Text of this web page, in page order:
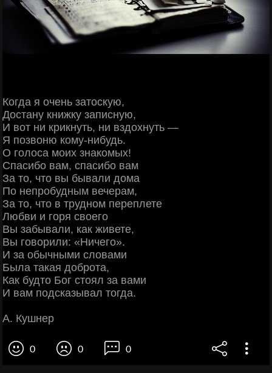
Когда я очень затоскую,
Достану книжку записную,
И вот ни крикнуть, ни вздохнуть —
Я позвоню кому-нибудь.
О голоса моих знакомых!
Спасибо вам, спасибо вам
За то, что вы бывали дома
По непробудным вечерам,
За то, что в трудном переплете
Любви и горя своего
Вы забывали, как живете,
Вы говорили: «Ничего».
И за обычными словами
Была такая доброта,
Как будто Бог стоял за вами
И вам подсказывал тогда.
А. Кушнер
0 0 0